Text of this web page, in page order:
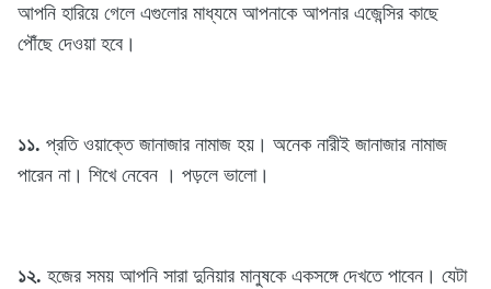
আপনি হারিয়ে গেলে এগুলোর মাধ্যমে আপনাকে আপনার এজেন্সির কাছে
পৌঁছে দেওয়া হবে।
১১. প্রতি ওয়াক্তে জানাজার নামাজ হয়। অনেক নারীই জানাজার নামাজ
পারেন না। শিখে নেবেন । পড়লে ভালো।
১২. হজের সময় আপনি সারা দুনিয়ার মানুষকে একসঙ্গে দেখতে পাবেন। যেটা